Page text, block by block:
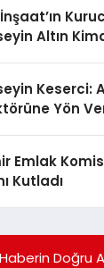
Altın
Keserci:
Yön
Emlak
Kutladı
Haberin Doğru